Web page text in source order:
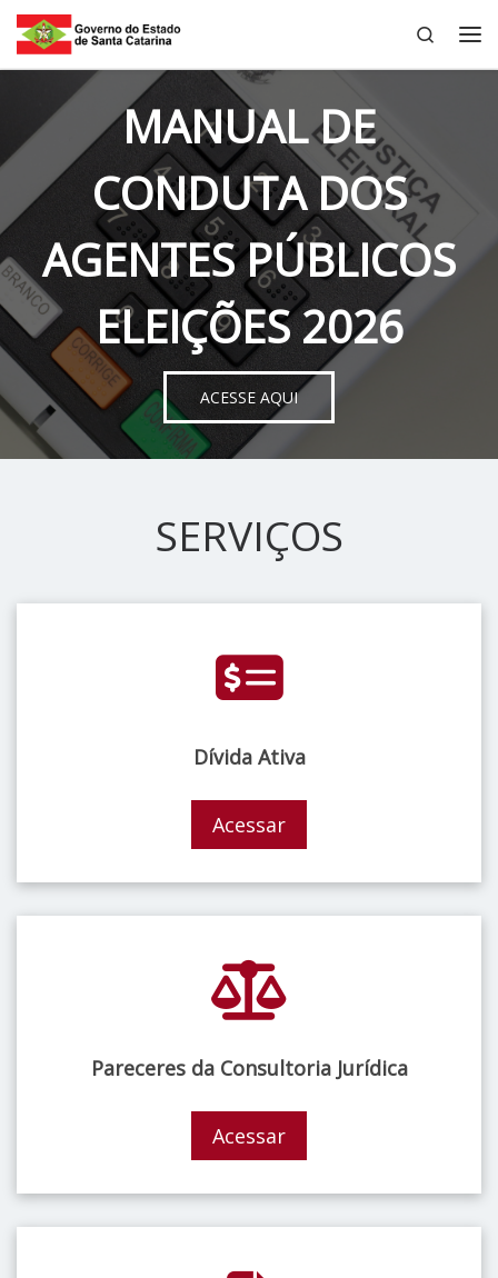
Skip to content
Search
MANUAL DE
CONDUTA DOS
AGENTES PÚBLICOS
ELEIÇÕES 2026
ACESSE AQUI
SERVIÇOS
Dívida Ativa
Acessar
Pareceres da Consultoria Jurídica
Acessar